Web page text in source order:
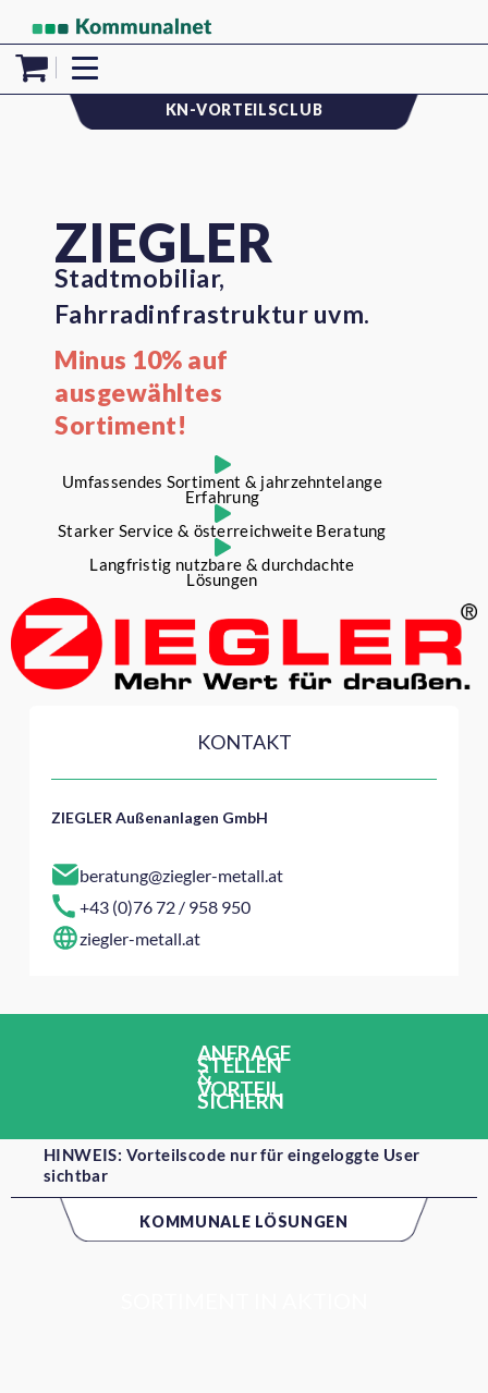
KN-VORTEILSCLUB
ZIEGLER
Stadtmobiliar,
Fahrradinfrastruktur uvm.
Minus 10% auf
ausgewähltes
Sortiment!
Umfassendes Sortiment & jahrzehntelange
Erfahrung
Starker Service & österreichweite Beratung
Langfristig nutzbare & durchdachte
Lösungen
KONTAKT
ZIEGLER Außenanlagen GmbH
beratung@ziegler-metall.at
+43 (0)76 72 / 958 950
ziegler-metall.at
ANFRAGE
STELLEN
&
VORTEIL
SICHERN
HINWEIS: Vorteilscode nur für eingeloggte User
sichtbar
KOMMUNALE LÖSUNGEN